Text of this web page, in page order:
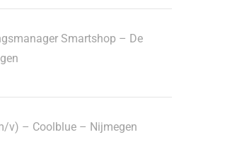
Smartshop – De
v) – Coolblue – Nijmegen